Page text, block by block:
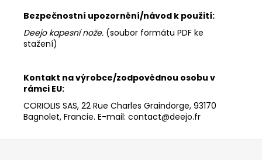
Bezpečnostní upozornění/návod k použití:
Deejo kapesní nože. (soubor formátu PDF ke
stažení)
Kontakt na výrobce/zodpovědnou osobu v
rámci EU:
CORIOLIS SAS, 22 Rue Charles Graindorge, 93170
Bagnolet, Francie. E-mail: contact@deejo.fr
Z